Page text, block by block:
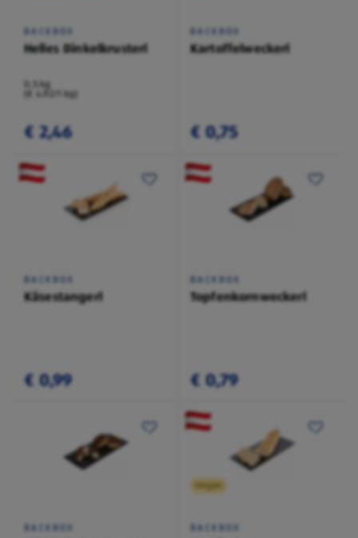
BACKBOX
Helles Dinkelkrusterl
0,5 kg
(€ 4,92/1 kg)
€ 2,46
BACKBOX
Kartoffelweckerl
€ 0,75
BACKBOX
Käsestangerl
€ 0,99
BACKBOX
Topfenkornweckerl
€ 0,79
BACKBOX
Vegan
BACKBOX